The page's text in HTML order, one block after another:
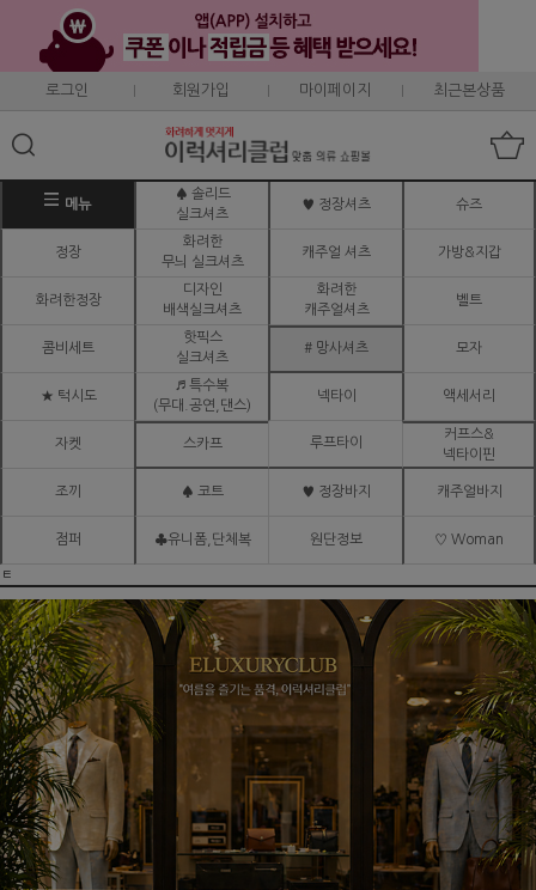
로그인 회원가입 마이페이지 최근본상품
메뉴
♠ 솔리드
실크셔츠
♥ 정장셔츠 슈즈
정장
화려한
무늬 실크셔츠
캐주얼 셔츠 가방&지갑
화려한정장
디자인
배색실크셔츠
화려한
캐주얼셔츠
벨트
콤비세트
핫픽스
실크셔츠
# 망사셔츠 모자
★ 턱시도
♬ 특수복
(무대.공연,댄스)
넥타이 액세서리
자켓 스카프 루프타이
커프스&
넥타이핀
조끼 ♠ 코트 ♥ 정장바지 캐주얼바지
점퍼 ♣유니폼,단체복 원단정보 ♡ Woman
ㅌ